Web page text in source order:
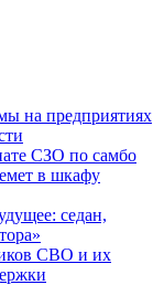
на предприятиях
СЗО по самбо
в шкафу
седан,
СВО и их